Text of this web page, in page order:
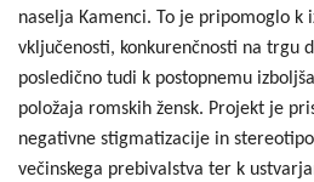
naselja Kamenci. To je pripomoglo k
vključenosti, konkurenčnosti na trgu
posledično tudi k postopnemu
položaja romskih žensk. Projekt je
negativne stigmatizacije in
večinskega prebivalstva ter k